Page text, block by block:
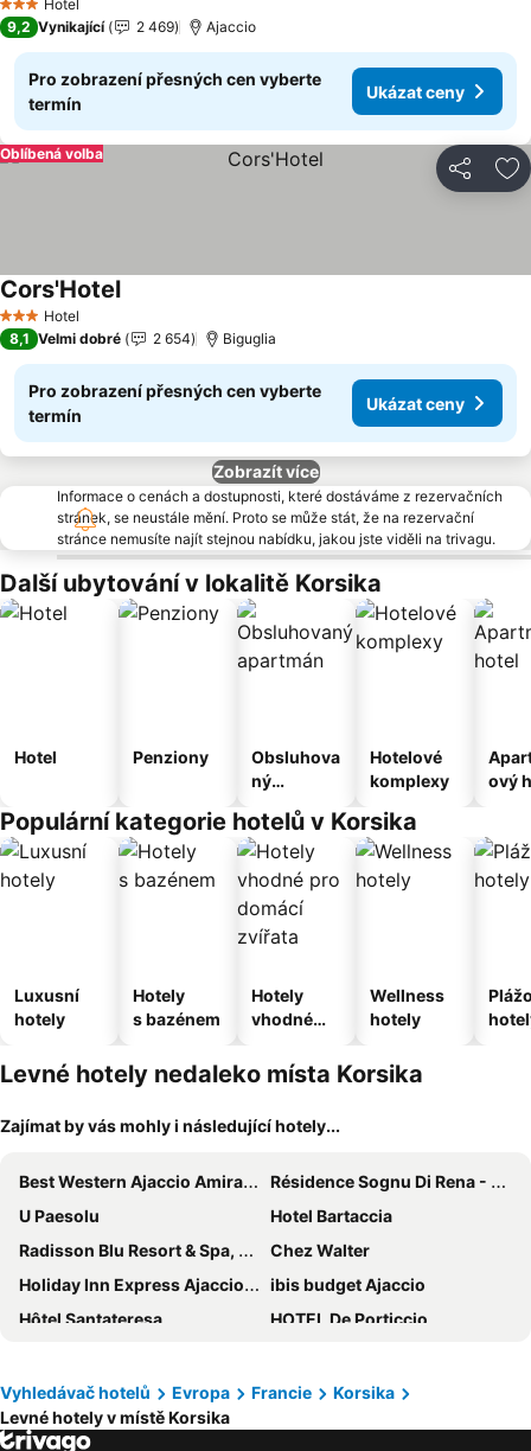
3 Počet hvězdiček
Hotel
9,2 Vynikající 2 469 Ajaccio
Pro zobrazení přesných cen vyberte
termín
Ukázat ceny
Sdílet
Oblíbená volba
3 Počet hvězdiček
Hotel
Cors'Hotel
8,1 Velmi dobré 2 654 Biguglia
Pro zobrazení přesných cen vyberte
termín
Ukázat ceny
Zobrazít více
Informace o cenách a dostupnosti, které dostáváme z rezervačních
stránek, se neustále mění. Proto se může stát, že na rezervační
stránce nemusíte najít stejnou nabídku, jakou jste viděli na trivagu.
Další ubytování v lokalitě Korsika
Hotel Penziony
Obsluhova
ný
Hotelové
komplexy
ový
Populární kategorie hotelů v Korsika
Luxusní
hotely
Hotely
s bazénem
Hotely
vhodné
domácí
zvířata
Wellness
hotely
Levné hotely nedaleko místa Korsika
Zajímat by vás mohly i následující hotely...
Best Western Ajaccio Amirauté
Résidence Sognu Di Rena - Vacancéole
U Paesolu
Hotel Bartaccia
Radisson Blu Resort & Spa, Ajaccio Bay
Chez Walter
Holiday Inn Express Ajaccio by IHG
ibis budget Ajaccio
Hôtel Santateresa
HOTEL De Porticcio
PetraLegna
Hotel Kalliste
Hôtel Le Bastia
Vyhledávač hotelů Evropa Francie
Korsika
Levné hotely v místě Korsika